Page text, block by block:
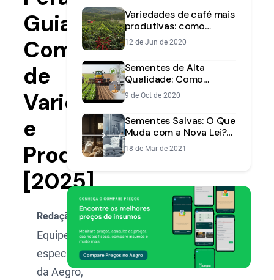
Guia
Completo
de
Variedades
e
Produção
[2025]
Redação Aegro
Equipe de
especialistas
da Aegro,
Variedades de café mais
produtivas: como
escolher a ideal para
sua fazenda?
12 de Jun de 2020
Sementes de Alta
Qualidade: Como
Garantir o Sucesso da
Lavoura
9 de Oct de 2020
Sementes Salvas: O Que
Muda com a Nova Lei?
Guia Completo para o
Produtor
18 de Mar de 2021